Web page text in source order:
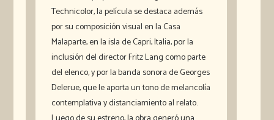
Technicolor, la película se destaca además
por su composición visual en la Casa
Malaparte, en la isla de Capri, Italia, por la
inclusión del director Fritz Lang como parte
del elenco, y por la banda sonora de Georges
Delerue, que le aporta un tono de melancolía
contemplativa y distanciamiento al relato.